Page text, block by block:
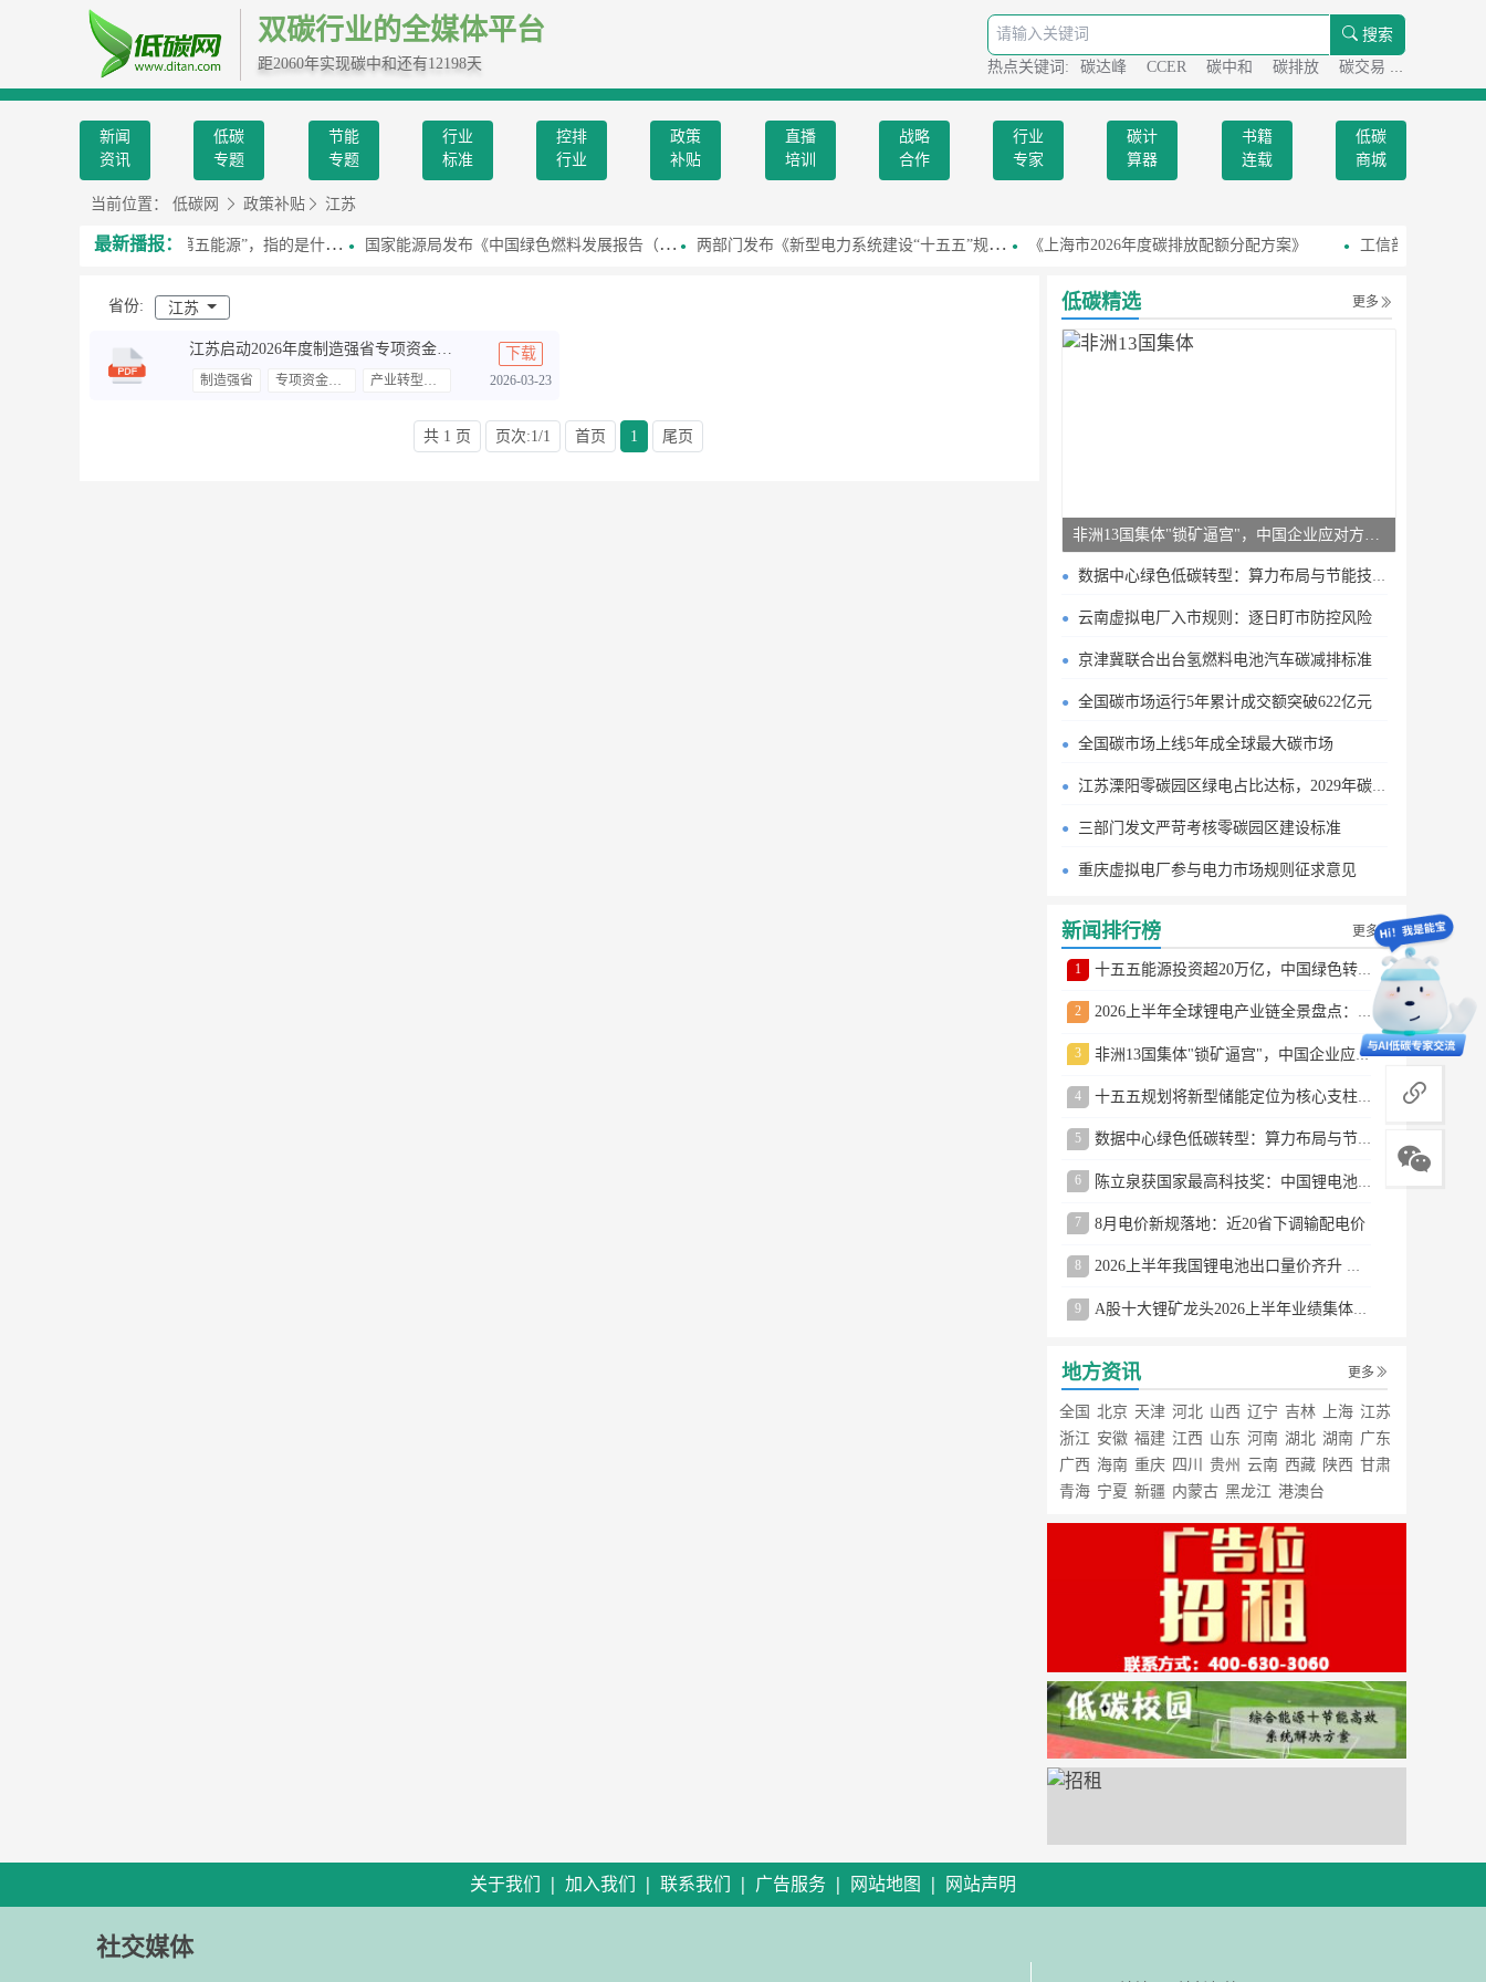
双碳行业的全媒体平台
距2060年实现碳中和还有12198天
搜索
热点关键词:
碳达峰 CCER 碳中和 碳排放 碳交易
新闻
资讯
低碳
专题
节能
专题
行业
标准
控排
行业
政策
补贴
直播
培训
战略
合作
行业
专家
碳计
算器
书籍
连载
低碳
商城
当前位置： 低碳网 政策补贴 江苏
最新播报：
习近平总书记提到的“第五能源”，指的是什么？ 国家能源局发布《中国绿色燃料发展报告（2026）》 两部门发布《新型电力系统建设“十五五”规划》 《上海市2026年度碳排放配额分配方案》 工信部召开国家级
省份: 江苏
江苏启动2026年度制造强省专项资金申报
制造强省 专项资金申报 产业转型升级
下载
2026-03-23
共 1 页 页次:1/1 首页 1 尾页
低碳精选 更多
非洲13国集体"锁矿逼宫"，中国企业应对方案曝光
数据中心绿色低碳转型：算力布局与节能技术突破
云南虚拟电厂入市规则：逐日盯市防控风险
京津冀联合出台氢燃料电池汽车碳减排标准
全国碳市场运行5年累计成交额突破622亿元
全国碳市场上线5年成全球最大碳市场
江苏溧阳零碳园区绿电占比达标，2029年碳排目标明确
三部门发文严苛考核零碳园区建设标准
重庆虚拟电厂参与电力市场规则征求意见
新闻排行榜 更多
1 十五五能源投资超20万亿，中国绿色转型提速
2 2026上半年全球锂电产业链全景盘点：储能爆发、整车出口高增、材料供需分化
3 非洲13国集体"锁矿逼宫"，中国企业应对方案曝光
4 十五五规划将新型储能定位为核心支柱产业
5 数据中心绿色低碳转型：算力布局与节能技术突破
6
7 8月电价新规落地：近20省下调输配电价
8 2026上半年我国锂电池出口量价齐升 德国成最大市场
9 A股十大锂矿龙头2026上半年业绩集体大涨
地方资讯 更多
全国 北京 天津 河北 山西 辽宁 吉林 上海 江苏
浙江 安徽 福建 江西 山东 河南 湖北 湖南 广东
广西 海南 重庆 四川 贵州 云南 西藏 陕西 甘肃
青海 宁夏 新疆 内蒙古 黑龙江 港澳台
关于我们 加入我们 联系我们 广告服务 网站地图 网站声明
社交媒体